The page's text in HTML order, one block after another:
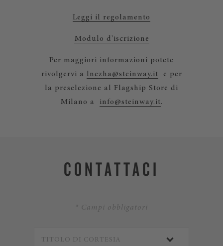
Leggi il regolamento
Modulo d'iscrizione
Per maggiori informazioni potete
rivolgervi a lnezha@steinway.it e per
la preselezione al Flagship Store di
Milano a info@steinway.it.
CONTATTACI
* Campi obbligatori